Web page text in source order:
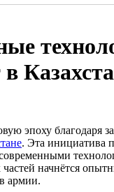
эпоху
. Эта инициатива
начнётся
армии.